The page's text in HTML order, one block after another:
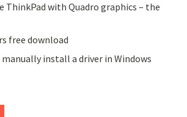
ThinkPad with Quadro graphics – the
free download
install a driver in Windows